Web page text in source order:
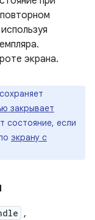
экрана.
закрывает
состояние, если
экрану с
,